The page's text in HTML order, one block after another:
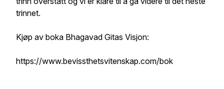
trinnet.
Kjøp av boka Bhagavad Gitas Visjon:
https://www.bevissthetsvitenskap.com/bok